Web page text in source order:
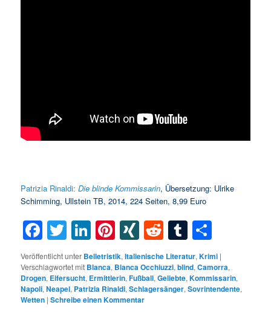
Patrizia Rinaldi:Dieblinde Kommissarin, Übersetzung: Ulrike
Schimming, Ullstein TB, 2014, 224 Seiten, 8,99 Euro
Facebook
Twitter
LinkedIn
Pinterest
XINGRedditTumblr
Veröffentlicht unter Belletristik,Italienische Literatur,Krimi |
Verschlagwortet mit Blanca, Blanca Occhiuzzi,blind,Camorra,
Drogen, Eifersucht, Ermittlerin,Fußball,Geliebte,Kommissarin,
Napoli,Neapel, Patrizia Rinaldi,Schlagersänger,Sovrintendente,
Wetten |Schreibe einen Kommentar